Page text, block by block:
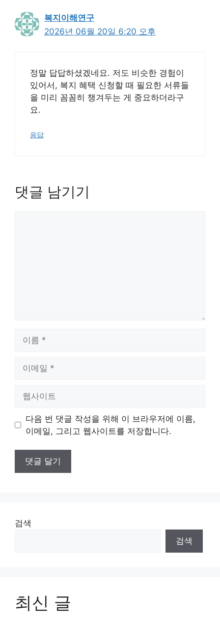
복지이해연구
2026년 06월 20일 6:20 오후
정말 답답하셨겠네요. 저도 비슷한 경험이
있어서, 복지 혜택 신청할 때 필요한 서류들
을 미리 꼼꼼히 챙겨두는 게 중요하더라구
요.
응답
댓글 남기기
트
다음 번 댓글 작성을 위해 이 브라우저에 이름,
이메일, 그리고 웹사이트를 저장합니다.
검색
검색
최신 글